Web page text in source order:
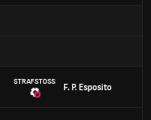
STRAFSTOSS
F. P. Esposito